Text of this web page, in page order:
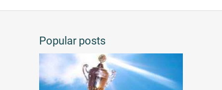
Popular posts